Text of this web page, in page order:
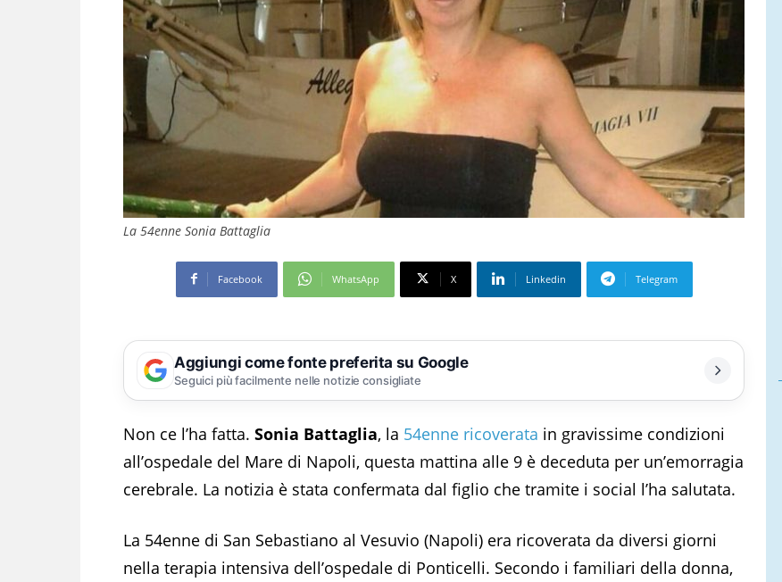
La 54enne Sonia Battaglia
Facebook WhatsApp X Linkedin Telegram
Aggiungi come fonte preferita su Google
Seguici più facilmente nelle notizie consigliate
Non ce l’ha fatta. Sonia Battaglia, la 54enne ricoverata in gravissime condizioni
all’ospedale del Mare di Napoli, questa mattina alle 9 è deceduta per un’emorragia
cerebrale. La notizia è stata confermata dal figlio che tramite i social l’ha salutata.
La 54enne di San Sebastiano al Vesuvio (Napoli) era ricoverata da diversi giorni
nella terapia intensiva dell’ospedale di Ponticelli. Secondo i familiari della donna,